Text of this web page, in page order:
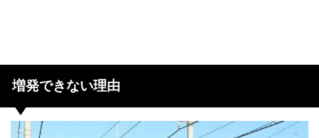
増発できない理由